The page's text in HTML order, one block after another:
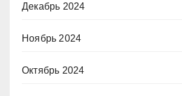
Декабрь 2024
Ноябрь 2024
Октябрь 2024